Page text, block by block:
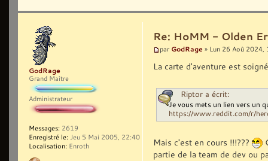
Re: HoMM - Olden
par GodRage » Lun 26 Aoû 2024,
La carte d'aventure est
Riptor a écrit:
Je vous mets un lien vers un
https://www.reddit.com/r/
Mais c'est en cours !!!???
partie de la team de dev ou
GodRage
Grand Maître
Administrateur
Messages: 2619
Enregistré le: Jeu 5 Mai 2005, 22:40
Localisation: Enroth